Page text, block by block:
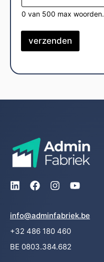
0 van 500 max woorden.
verzenden
info@adminfabriek.be
+32 486 180 460
BE 0803.384.682